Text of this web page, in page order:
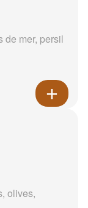
de mer, persil
olives,